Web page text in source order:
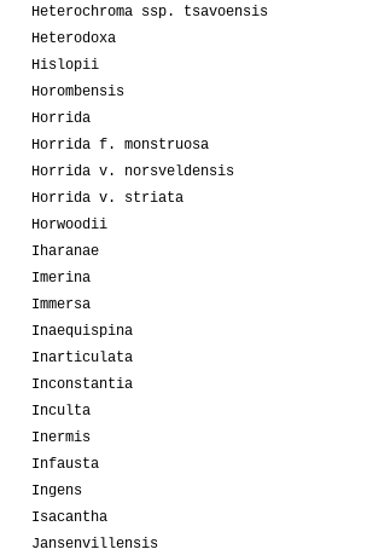
Heterochroma ssp. tsavoensis
Heterodoxa
Hislopii
Horombensis
Horrida
Horrida f. monstruosa
Horrida v. norsveldensis
Horrida v. striata
Horwoodii
Iharanae
Imerina
Immersa
Inaequispina
Inarticulata
Inconstantia
Inculta
Inermis
Infausta
Ingens
Isacantha
Jansenvillensis